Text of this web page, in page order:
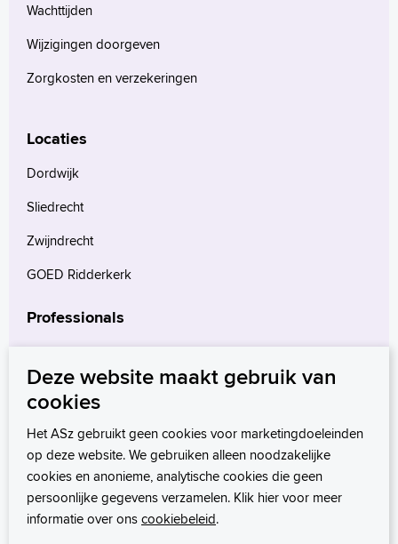
Wachttijden
Wijzigingen doorgeven
Zorgkosten en verzekeringen
Locaties
Dordwijk
Sliedrecht
Zwijndrecht
GOED Ridderkerk
Professionals
Verwijzers
Wetenschappelijk onderzoek
Deze website maakt gebruik van
cookies
Het ASz gebruikt geen cookies voor marketingdoeleinden
op deze website. We gebruiken alleen noodzakelijke
cookies en anonieme, analytische cookies die geen
persoonlijke gegevens verzamelen. Klik hier voor meer
informatie over onscookiebeleid.